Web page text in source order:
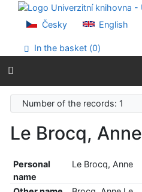
Go to content
Go to menu
Accessibility declaration
Česky English
In the basket (0)
Number of the records: 1
Le Brocq, Anne
Personal
name
Le Brocq, Anne